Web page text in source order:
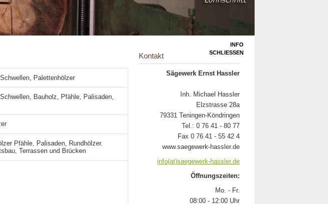
Palettenhölzer
Bauholz, Pfähle, Palisaden,
Pfähle, Palisaden, Rundhölzer.
Terrassen und Brücken
INFO
SCHLIESSEN
Kontakt
Sägewerk Ernst Hassler
Inh. Michael Hassler
Elzstrasse 28a
79331 Teningen-Köndringen
Tel.: 0 76 41 - 80 77
Fax 0 76 41 - 55 42 4
www.saegewerk-hassler.de
info(at)saegewerk-hassler.de
Öffnungszeiten:
Mo. - Fr.
08:00 - 12:00 Uhr